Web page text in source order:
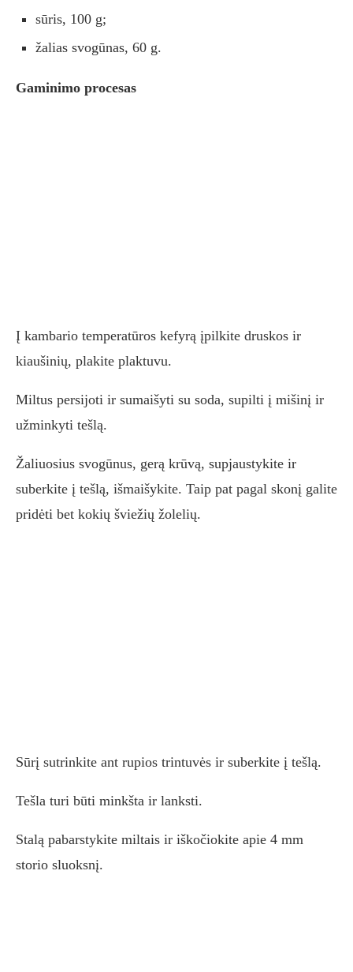
sūris, 100 g;
žalias svogūnas, 60 g.
Gaminimo procesas
Į kambario temperatūros kefyrą įpilkite druskos ir
kiaušinių, plakite plaktuvu.
Miltus persijoti ir sumaišyti su soda, supilti į mišinį ir
užminkyti tešlą.
Žaliuosius svogūnus, gerą krūvą, supjaustykite ir
suberkite į tešlą, išmaišykite. Taip pat pagal skonį galite
pridėti bet kokių šviežių žolelių.
Sūrį sutrinkite ant rupios trintuvės ir suberkite į tešlą.
Tešla turi būti minkšta ir lanksti.
Stalą pabarstykite miltais ir iškočiokite apie 4 mm
storio sluoksnį.